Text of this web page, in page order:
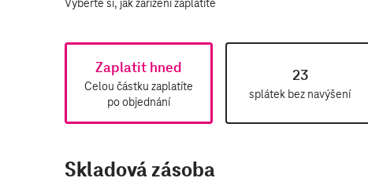
Vyberte si, jak zařízení zaplatíte
Zaplatit hned
Celou částku zaplatíte
po objednání
23
splátek bez navýšení
Skladová zásoba